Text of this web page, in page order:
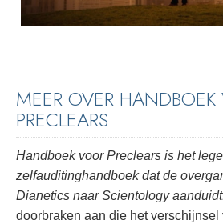
MEER OVER
PRECLEARS
Handboek voor Preclears is het
zelfauditinghandboek dat de
Dianetics naar Scientology
doorbraken aan die het verschijnsel